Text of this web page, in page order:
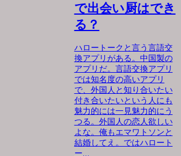
で出会い厨はでき
る？
ハロートークと言う言語交
換アプリがある。中国製の
アプリだ。言語交換アプリ
では知名度の高いアプリ
で、外国人と知り合いたい
付き合いたいという人にも
魅力的には一見魅力的にう
つる。外国人の恋人欲しい
よな。俺もエマワトソンと
結婚してえ。ではハロート
ー...